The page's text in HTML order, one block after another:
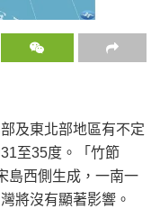
及東北部地區有不定
至35度。「竹節
島西側生成，一南一
將沒有顯著影響。